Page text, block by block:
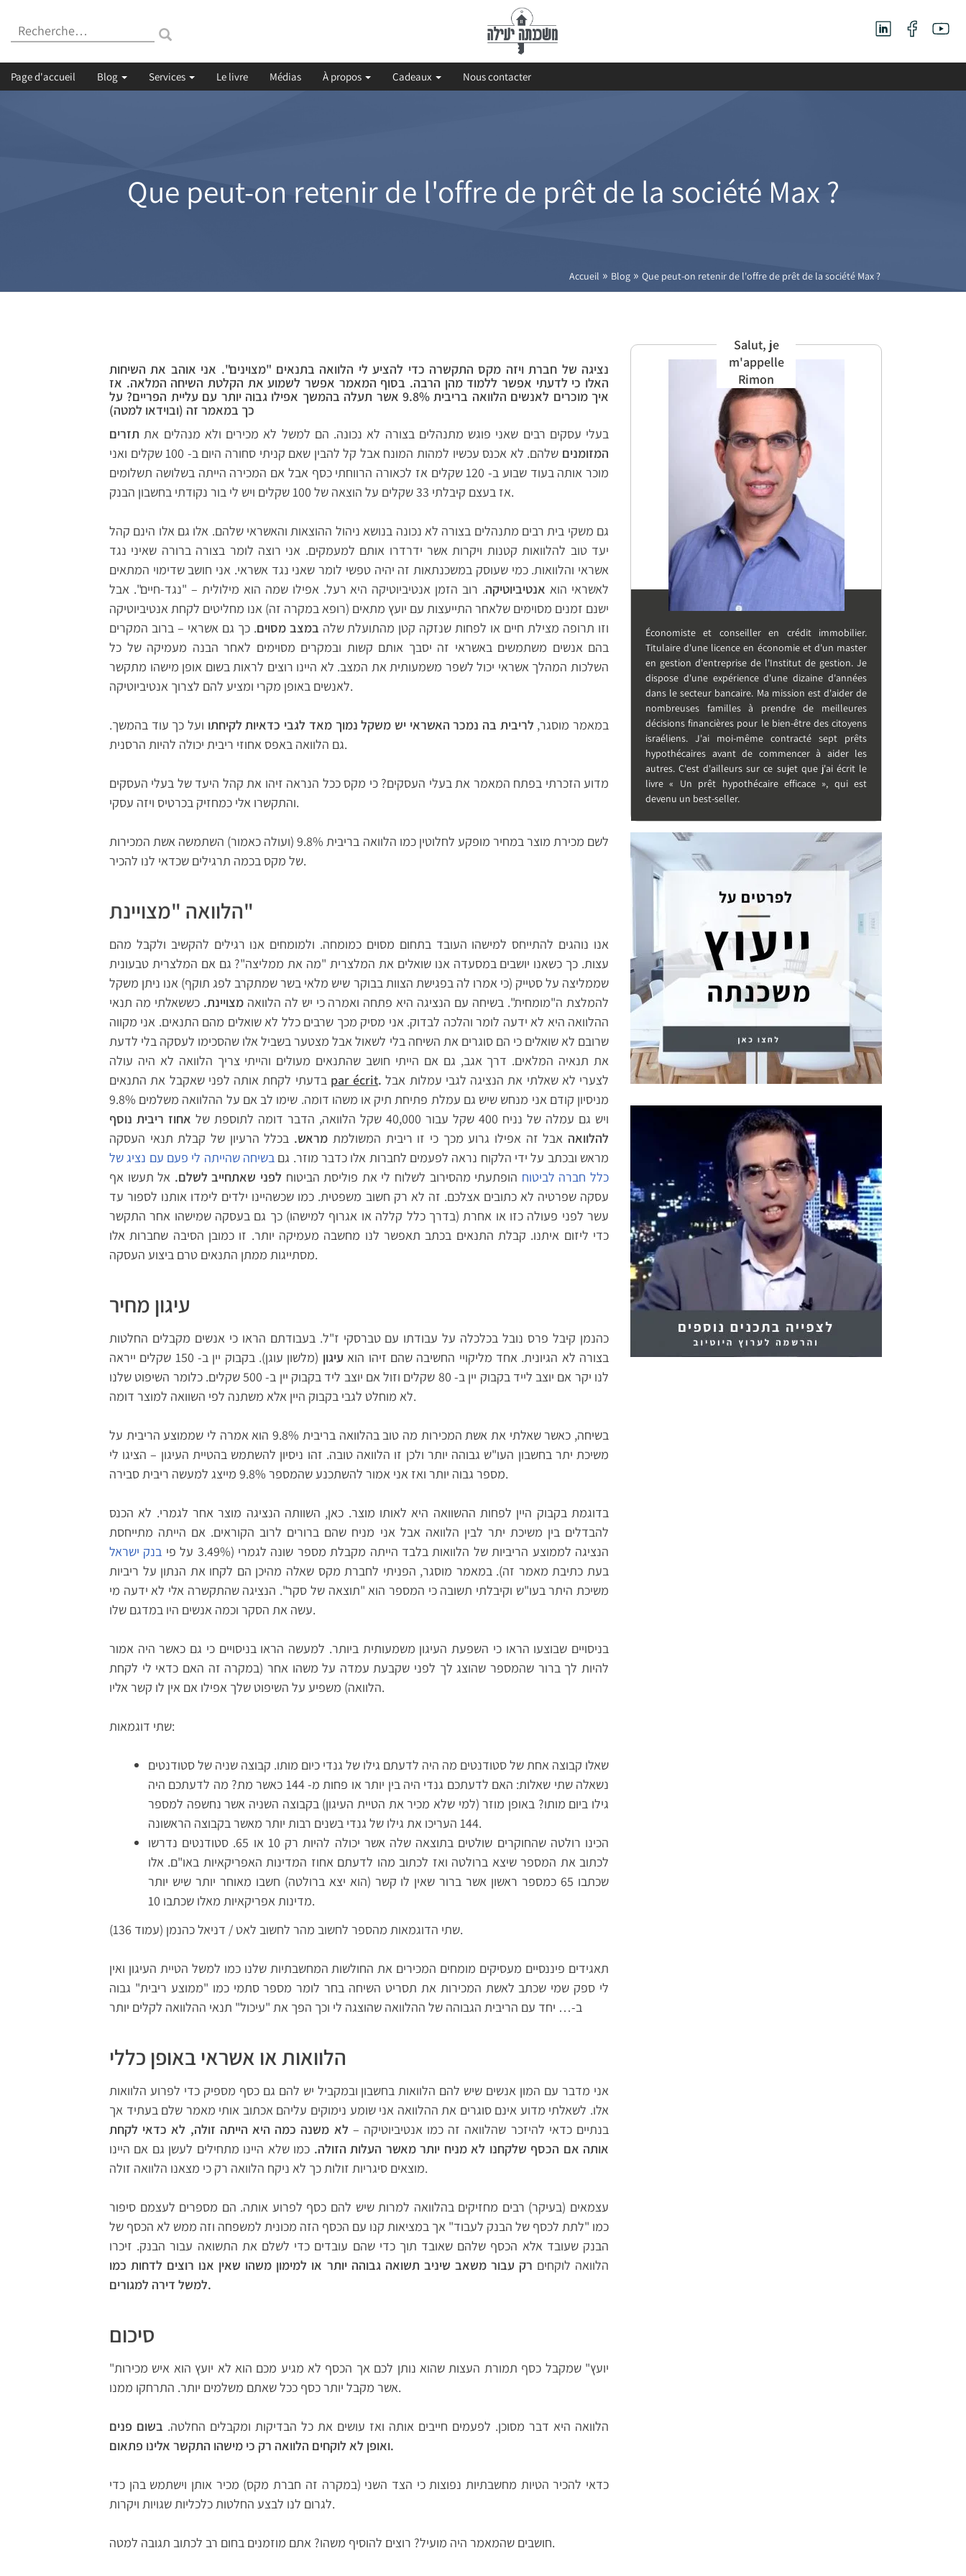
Recherche
Page d'accueil Blog Services Le livre Médias À propos Cadeaux Nous contacter
Que peut-on retenir de l'offre de prêt de la société Max ?
Accueil » Blog» Que peut-on retenir de l'offre de prêt de la société Max ?
נציגה של חברת ויזה מקס התקשרה כדי להציע לי הלוואה בתנאים "מצוינים". אני אוהב את השיחות
האלו כי לדעתי אפשר ללמוד מהן הרבה. בסוף המאמר אפשר לשמוע את הקלטת השיחה המלאה. אז
איך מוכרים לאנשים הלוואה בריבית 9.8% אשר תעלה בהמשך אפילו גבוה יותר עם עליית הפריים? על
כך במאמר זה (ובוידאו למטה)
בעלי עסקים רבים שאני פוגש מתנהלים בצורה לא נכונה. הם למשל לא מכירים ולא מנהלים את תזרים
המזומנים
שלהם. לא אכנס עכשיו למהות המונח אבל קל להבין שאם קניתי סחורה היום ב- 100 שקלים ואני
מוכר אותה בעוד שבוע ב- 120 שקלים אז לכאורה הרווחתי כסף אבל אם המכירה הייתה בשלושה תשלומים
אז בעצם קיבלתי 33 שקלים על הוצאה של 100 שקלים ויש לי בור נקודתי בחשבון הבנק.
גם משקי בית רבים מתנהלים בצורה לא נכונה בנושא ניהול ההוצאות והאשראי שלהם. אלו גם אלו הינם קהל
יעד טוב להלוואות קטנות ויקרות אשר ידרדרו אותם למעמקים. אני רוצה לומר בצורה ברורה שאיני נגד
אשראי והלוואות. כמי שעוסק במשכנתאות זה יהיה טפשי לומר שאני נגד אשראי. אני חושב שדימוי המתאים
לאשראי הוא אנטיביוטיקה. רוב הזמן אנטיביוטיקה היא רעל. אפילו שמה הוא מילולית – "נגד-חיים". אבל
ישנם זמנים מסוימים שלאחר התייעצות עם יועץ מתאים (רופא במקרה זה) אנו מחליטים לקחת אנטיביוטיקה
וזו תרופה מצילת חיים או לפחות שנזקה קטן מהתועלת שלה במצב מסוים. כך גם אשראי – ברוב המקרים
בהם אנשים משתמשים באשראי זה יסבך אותם קשות ובמקרים מסוימים לאחר הבנה מעמיקה של כל
השלכות המהלך אשראי יכול לשפר משמעותית את המצב. לא היינו רוצים לראות בשום אופן מישהו מתקשר
לאנשים באופן מקרי ומציע להם לצרוך אנטיביוטיקה.
במאמר מוסגר, לריבית בה נמכר האשראי יש משקל נמוך מאד לגבי כדאיות לקיחתו ועל כך עוד בהמשך.
גם הלוואה באפס אחוזי ריבית יכולה להיות הרסנית.
מדוע הזכרתי בפתח המאמר את בעלי העסקים? כי מקס ככל הנראה זיהו את קהל היעד של בעלי העסקים
והתקשרו אלי כמחזיק בכרטיס ויזה עסקי.
לשם מכירת מוצר במחיר מופקע לחלוטין כמו הלוואה בריבית 9.8% (ועולה כאמור) השתמשה אשת המכירות
של מקס בכמה תרגילים שכדאי לנו להכיר.
הלוואה "מצויינת"
אנו נוהגים להתייחס למישהו העובד בתחום מסוים כמומחה. ולמומחים אנו רגילים להקשיב ולקבל מהם
עצות. כך כשאנו יושבים במסעדה אנו שואלים את המלצרית "מה את ממליצה"? גם אם המלצרית טבעונית
שממליצה על סטייק (כי אמרו לה בפגישת הצוות בבוקר שיש מלאי בשר שמתקרב לפג תוקף) אנו ניתן משקל
להמלצת ה"מומחית". בשיחה עם הנציגה היא פתחה ואמרה כי יש לה הלוואהמצויינת.כששאלתי מה תנאי
ההלוואה היא לא ידעה לומר והלכה לבדוק. אני מסיק מכך שרבים כלל לא שואלים מהם התנאים. אני מקווה
שרובם לא שואלים כי הם סוגרים את השיחה בלי לשאול אבל מצטער בשביל אלו שהסכימו לעסקה בלי לדעת
את תנאיה המלאים. דרך אגב, גם אם הייתי חושב שהתנאים מעולים והייתי צריך הלוואה לא היה עולה
בדעתי לקחת אותה לפני שאקבל את התנאים par écrit.לצערי לא שאלתי את הנציגה לגבי עמלות אבל
מניסיון קודם אני מנחש שיש גם עמלת פתיחת תיק או משהו דומה. שימו לב אם על ההלוואה משלמים 9.8%
ויש גם עמלה של נניח 400 שקל עבור 40,000 שקל הלוואה, הדבר דומה לתוספת של
אחוז ריבית נוסף
להלוואה אבל זה אפילו גרוע מכך כי זו ריבית המשולמת מראש. בכלל הרעיון של קבלת תנאי העסקה
מראש ובכתב על ידי הלקוח נראה לפעמים לחברות אלו כדבר מוזר. גם בשיחה שהייתה לי פעם עם נציג של
כלל חברה לביטוח הופתעתי מהסירוב לשלוח לי את פוליסת הביטוח לפני שאתחייב לשלם. אל תעשו אף
עסקה שפרטיה לא כתובים אצלכם. זה לא רק חשוב משפטית. כמו שכשהיינו ילדים לימדו אותנו לספור עד
עשר לפני פעולה כזו או אחרת (בדרך כלל קללה או אגרוף למישהו) כך גם בעסקה שמישהו אחר התקשר
כדי ליזום איתנו. קבלת התנאים בכתב תאפשר לנו מחשבה מעמיקה יותר. זו כמובן הסיבה שחברות אלו
מסתייגות ממתן התנאים טרם ביצוע העסקה.
עיגון מחיר
כהנמן קיבל פרס נובל בכלכלה על עבודתו עם טברסקי ז"ל. בעבודתם הראו כי אנשים מקבלים החלטות
בצורה לא הגיונית. אחד מליקויי החשיבה שהם זיהו הוא עיגון
(מלשון עוגן). בקבוק יין ב- 150 שקלים ייראה
לנו יקר אם יוצב לייד בקבוק יין ב- 80 שקלים וזול אם יוצב ליד בקבוק יין ב- 500 שקלים. כלומר השיפוט שלנו
לא מוחלט לגבי בקבוק היין אלא משתנה לפי השוואה למוצר דומה.
בשיחה, כאשר שאלתי את אשת המכירות מה טוב בהלוואה בריבית 9.8% הוא אמרה לי שממוצע הריבית על
משיכת יתר בחשבון העו"ש גבוהה יותר ולכן זו הלוואה טובה. זהו ניסיון להשתמש בהטיית העיגון – הציגו לי
מספר גבוה יותר ואז אני אמור להשתכנע שהמספר 9.8% מייצג למעשה ריבית סבירה.
בדוגמת בקבוק היין לפחות ההשוואה היא לאותו מוצר. כאן, השוותה הנציגה מוצר אחר לגמרי. לא הכנס
להבדלים בין משיכת יתר לבין הלוואה אבל אני מניח שהם ברורים לרוב הקוראים. אם הייתה מתייחסת
הנציגה לממוצע הריביות של הלוואות בלבד הייתה מקבלת מספר שונה לגמרי (3.49% על פי
בנק ישראל
בעת כתיבת מאמר זה). במאמר מוסגר, הפניתי לחברת מקס שאלה מהיכן הם לקחו את הנתון על ריביות
משיכת היתר בעו"ש וקיבלתי תשובה כי המספר הוא "תוצאה של סקר". הנציגה שהתקשרה אלי לא ידעה מי
עשה את הסקר וכמה אנשים היו במדגם שלו.
בניסויים שבוצעו הראו כי השפעת העיגון משמעותית ביותר. למעשה הראו בניסויים כי גם כאשר היה אמור
להיות לך ברור שהמספר שהוצג לך לפני שקבעת עמדה על משהו אחר (במקרה זה האם כדאי לי לקחת
הלוואה) משפיע על השיפוט שלך אפילו אם אין לו קשר אליו.
שתי דוגמאות:
שאלו קבוצה אחת של סטודנטים מה היה לדעתם גילו של גנדי כיום מותו. קבוצה שניה של סטודנטים
נשאלה שתי שאלות: האם לדעתכם גנדי היה בין יותר או פחות מ- 144 כאשר מת? מה לדעתכם היה
גילו ביום מותו? באופן מוזר (למי שלא מכיר את הטיית העיגון) בקבוצה השניה אשר נחשפה למספר
144 העריכו את גילו של גנדי בשנים רבות יותר מאשר בקבוצה הראשונה.
הכינו רולטה שהחוקרים שולטים בתוצאה שלה אשר יכולה להיות רק 10 או 65. סטודנטים נדרשו
לכתוב את המספר שיצא ברולטה ואז לכתוב מהו לדעתם אחוז המדינות האפריקאיות באו"ם. אלו
שכתבו 65 כמספר ראשון אשר ברור שאין לו קשר (הוא יצא ברולטה) חשבו מאוחר יותר שיש יותר
מדינות אפריקאיות מאלו שכתבו 10.
שתי הדוגמאות מהספר לחשוב מהר לחשוב לאט / דניאל כהנמן (עמוד 136).
תאגידים פיננסיים מעסיקים מומחים המכירים את החולשות המחשבתיות שלנו כמו למשל הטיית העיגון ואין
לי ספק שמי שכתב לאשת המכירות את תסריט השיחה בחר לומר מספר סתמי כמו "ממוצע ריבית" גבוה
ב-… יחד עם הריבית הגבוהה של ההלוואה שהוצגה לי וכך הפך את "עיכול" תנאי ההלוואה לקלים יותר
הלוואות או אשראי באופן כללי
אני מדבר עם המון אנשים שיש להם הלוואות בחשבון ובמקביל יש להם גם כסף מספיק כדי לפרוע הלוואות
אלו. לשאלתי מדוע אינם סוגרים את ההלוואה אני שומע נימוקים עליהם אכתוב אותי מאמר שלם בעתיד אך
בנתיים כדאי להיזכר שהלוואה זה כמו אנטיביוטיקה – לא משנה כמה היא הייתה זולה, לא כדאי לקחת
אותה אם הכסף שלקחנו לא מניח יותר מאשר העלות הזולה. כמו שלא היינו מתחילים לעשן גם אם היינו
מוצאים סיגריות זולות כך לא ניקח הלוואה רק כי מצאנו הלוואה זולה.
עצמאים (בעיקר) רבים מחזיקים בהלוואה למרות שיש להם כסף לפרוע אותה. הם מספרים לעצמם סיפור
כמו "לתת לכסף של הבנק לעבוד" אך במציאות קנו עם הכסף הזה מכונית למשפחה וזה ממש לא הכסף של
הבנק שעובד אלא הכסף שלהם שאובד תוך כדי שהם עובדים כדי לשלם את התשואה עבור הבנק. זיכרו
הלוואה לוקחים רק עבור משאב שיניב תשואה גבוהה יותר או למימון משהו שאין אנו רוצים לדחות כמו
למשל דירה למגורים.
סיכום
"יועץ" שמקבל כסף תמורת העצות שהוא נותן לכם אך הכסף לא מגיע מכם הוא לא יועץ הוא איש מכירות
אשר מקבל יותר כסף ככל שאתם משלמים יותר. התרחקו ממנו.
הלוואה היא דבר מסוכן. לפעמים חייבים אותה ואז עושים את כל הבדיקות ומקבלים החלטה. בשום פנים
ואופן לא לוקחים הלוואה רק כי מישהו התקשר אלינו פתאום.
כדאי להכיר הטיות מחשבתיות נפוצות כי הצד השני (במקרה זה חברת מקס) מכיר אותן וישתמש בהן כדי
לגרום לנו לבצע החלטות כלכליות שגויות ויקרות.
חושבים שהמאמר היה מועיל? רוצים להוסיף משהו? אתם מוזמנים בחום רב לכתוב תגובה למטה.
Salut, je
m'appelle
Rimon
Économiste et conseiller en crédit immobilier.
Titulaire d'une licence en économie et d'un master
en gestion d'entreprise de l'Institut de gestion. Je
dispose d'une expérience d'une dizaine d'années
dans le secteur bancaire. Ma mission est d'aider de
nombreuses familles à prendre de meilleures
décisions financières pour le bien-être des citoyens
israéliens. J'ai moi-même contracté sept prêts
hypothécaires avant de commencer à aider les
autres. C'est d'ailleurs sur ce sujet que j'ai écrit le
livre « Un prêt hypothécaire efficace », qui est
devenu un best-seller.